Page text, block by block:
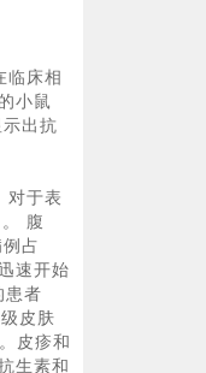
临床相
小鼠
出抗
对于表
腹
占
速开始
患者
皮肤
皮疹和
生素和